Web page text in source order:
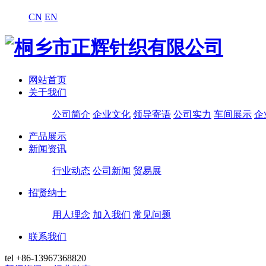
CN EN
网站首页
关于我们
公司简介 企业文化 领导寄语 公司实力 车间展示 企
产品展示
新闻资讯
行业动态 公司新闻 贸易展
招贤纳士
用人理念 加入我们 常见问题
联系我们
tel +86-13967368820